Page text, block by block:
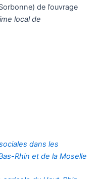
de l’ouvrage
local de
dans les
Rhin et de la Moselle